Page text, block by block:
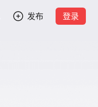
发布 登录